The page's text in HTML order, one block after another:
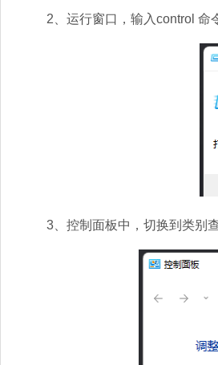
2、运行窗口，输入control 命
3、控制面板中，切换到类别查